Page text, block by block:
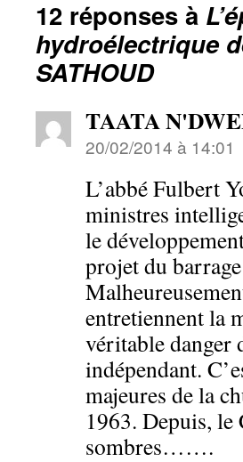
12 réponses à
hydroélectrique
SATHOUD
TAATA
20/02/2014 à 14:01
L’abbé Fulbert
ministres
le
projet du
entretiennent la
véritable danger
indépendant.
majeures de la
1963. Depuis, le
sombres…….